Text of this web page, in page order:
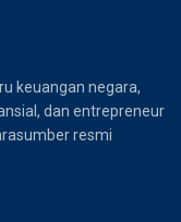
keuangan negara,
dan entrepreneur
resmi